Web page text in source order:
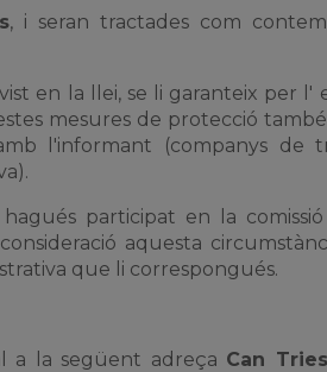
, i seran tractades com
en la llei, se li garanteix per l'
mesures de protecció
l'informant (companys de
participat en la
aquesta
que li correspongués.
a la següent adreça Can